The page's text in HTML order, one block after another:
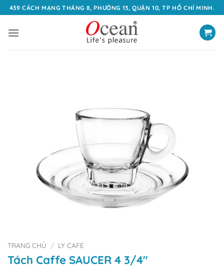
qua
nội
439 CÁCH MẠNG THÁNG 8, PHƯỜNG 13, QUẬN 10, TP HỒ CHÍ MINH.
TRANG CHỦ / LY CAFE
Tách Caffe SAUCER 4 3/4″